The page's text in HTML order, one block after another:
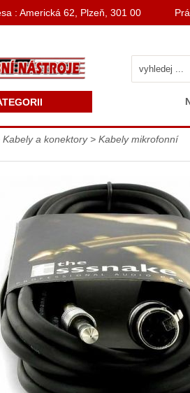
Kabely a konektory> Kabely mikrofonní
: Americká 62, Plzeň, 301 00